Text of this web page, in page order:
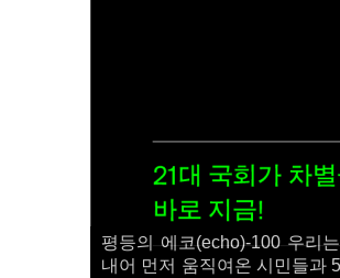
평등의 에코(echo)-100 우리
내어 먼저 움직여온 시민들과